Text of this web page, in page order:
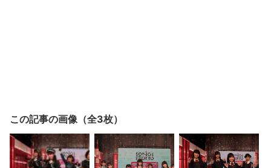
この記事の画像（全3枚）